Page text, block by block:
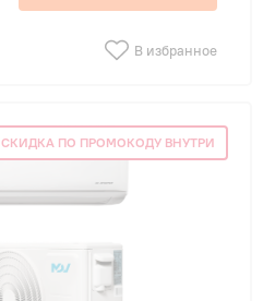
В избранное
СКИДКА ПО ПРОМОКОДУ ВНУТРИ